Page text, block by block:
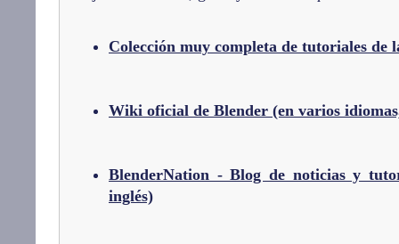
Colección muy completa de tutoriales de
Wiki oficial de Blender (en varios
BlenderNation - Blog de noticias y
inglés)